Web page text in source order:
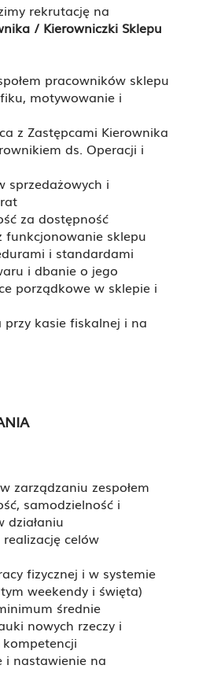
rekrutację na
/ Kierowniczki Sklepu
pracowników sklepu
motywowanie i
z Zastępcami Kierownika
ds. Operacji i
sprzedażowych i
za dostępność
sklepu
i standardami
i dbanie o jego
porządkowe w sklepie i
przy kasie fiskalnej i na
zarządzaniu zespołem
samodzielność i
działaniu
celów
fizycznej i w systemie
weekendy i święta)
średnie
nowych rzeczy i
i nastawienie na